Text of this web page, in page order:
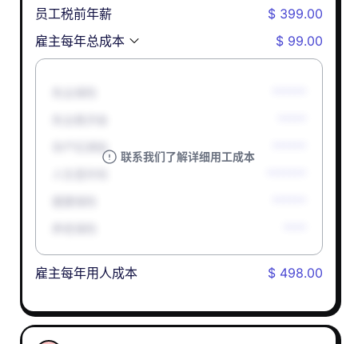
员工税前年薪
$ 399.00
雇主每年总成本
$ 99.00
联系我们了解详细用工成本
孕产妇津贴
雇主每年用人成本 $ 498.00